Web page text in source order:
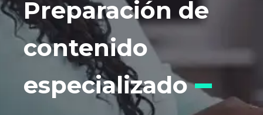
Preparación de
contenido
especializado